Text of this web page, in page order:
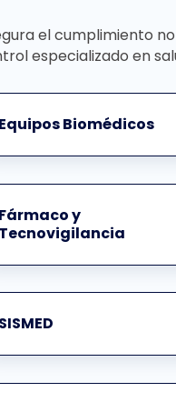
el cumplimiento
especializado en
Equipos Biomédicos
Fármaco y
Tecnovigilancia
SISMED